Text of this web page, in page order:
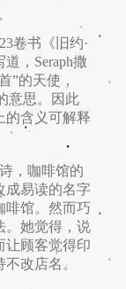
卷书《旧约·
，Seraph撒
”的天使，
意思。因此
的含义可解释
，咖啡馆的
成易读的名字
啡馆。然而巧
。她觉得，说
让顾客觉得印
改店名。